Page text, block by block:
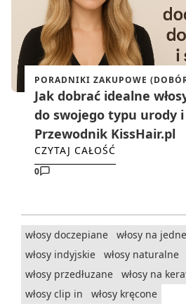
PORADNIKI ZAKUPOWE
Jak dobrać idealne
do swojego typu urody
Przewodnik KissHair.pl
CZYTAJ CAŁOŚĆ
0
włosy doczepiane
włosy na
włosy indyjskie
włosy naturalne
włosy przedłuzane
włosy na
włosy clip in
włosy kręcone